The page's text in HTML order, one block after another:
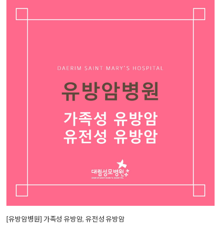
[유방암병원] 가족성 유방암, 유전성 유방암